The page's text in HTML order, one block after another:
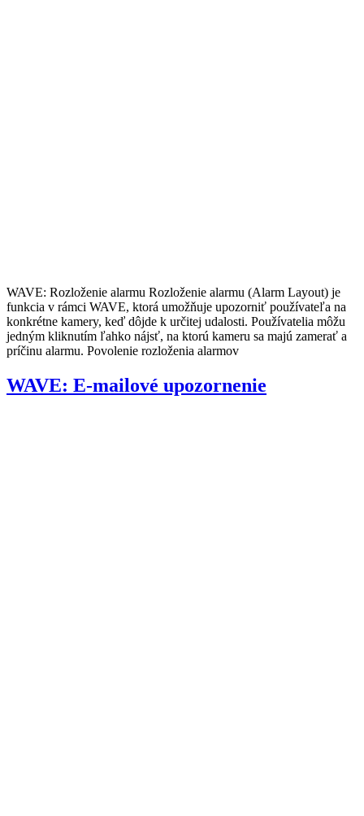
WAVE: Rozloženie alarmu Rozloženie alarmu (Alarm Layout) je
funkcia v rámci WAVE, ktorá umožňuje upozorniť používateľa na
konkrétne kamery, keď dôjde k určitej udalosti. Používatelia môžu
jedným kliknutím ľahko nájsť, na ktorú kameru sa majú zamerať a
príčinu alarmu. Povolenie rozloženia alarmov
WAVE: E-mailové upozornenie